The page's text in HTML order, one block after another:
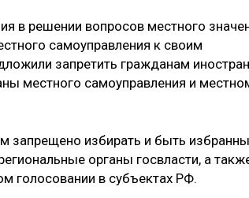
в решении вопросов местного
самоуправления к своим
запретить гражданам
местного самоуправления и
запрещено избирать и быть
органы госвласти, а
голосовании в субъектах РФ.